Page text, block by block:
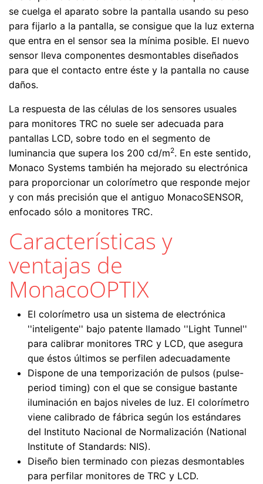
se cuelga el aparato sobre la pantalla usando su peso
para fijarlo a la pantalla, se consigue que la luz externa
que entra en el sensor sea la mínima posible. El nuevo
sensor lleva componentes desmontables diseñados
para que el contacto entre éste y la pantalla no cause
daños.
La respuesta de las células de los sensores usuales
para monitores TRC no suele ser adecuada para
pantallas LCD, sobre todo en el segmento de
luminancia que supera los 200 cd/m2. En este sentido,
Monaco Systems también ha mejorado su electrónica
para proporcionar un colorímetro que responde mejor
y con más precisión que el antiguo MonacoSENSOR,
enfocado sólo a monitores TRC.
Características y
ventajas de
MonacoOPTIX
El colorímetro usa un sistema de electrónica
''inteligente'' bajo patente llamado ''Light Tunnel''
para calibrar monitores TRC y LCD, que asegura
que éstos últimos se perfilen adecuadamente
Dispone de una temporización de pulsos (pulse-
period timing) con el que se consigue bastante
iluminación en bajos niveles de luz. El colorímetro
viene calibrado de fábrica según los estándares
del Instituto Nacional de Normalización (National
Institute of Standards: NIS).
Diseño bien terminado con piezas desmontables
para perfilar monitores de TRC y LCD.